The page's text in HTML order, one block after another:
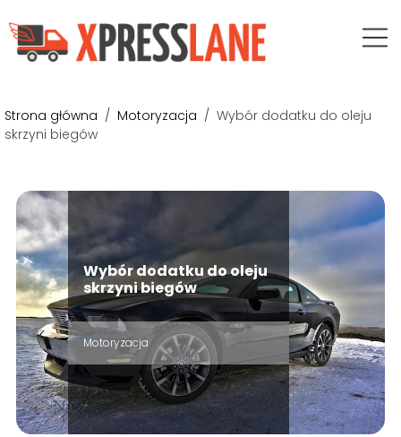
Strona główna / Motoryzacja / Wybór dodatku do oleju
skrzyni biegów
Wybór dodatku do oleju
skrzyni biegów
Motoryzacja